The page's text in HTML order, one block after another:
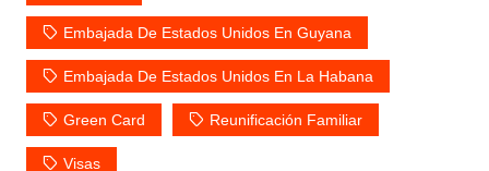
Embajada De Estados Unidos En Guyana
Embajada De Estados Unidos En La Habana
Green Card Reunificación Familiar
Visas